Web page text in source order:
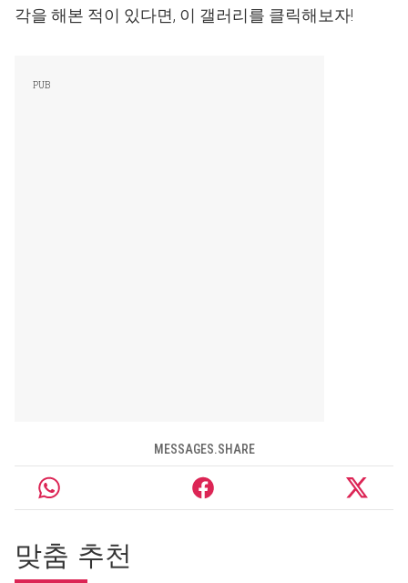
각을 해본 적이 있다면, 이 갤러리를 클릭해보자!
MESSAGES.SHARE
맞춤 추천